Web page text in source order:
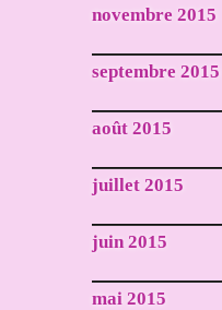
novembre 2015
septembre 2015
août 2015
juillet 2015
juin 2015
mai 2015